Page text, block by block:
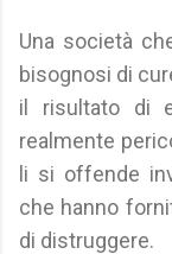
Una società
bisognosi di
il risultato di
realmente
li si offende
che hanno
di distruggere.